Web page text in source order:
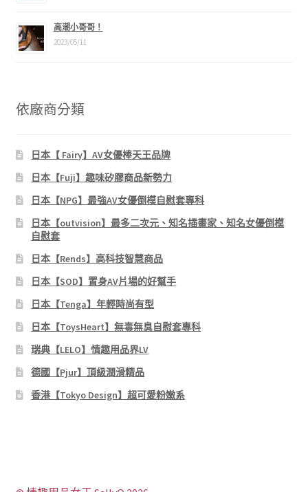
高潮小哥哥！
2023/05/11
依廠商分類
日本【 Fairy】AV女優棒天王品牌
日本【Fuji】趣味矽膠商品新勢力
日本【NPG】最強AV女優倒模自慰套專科
日本【outvision】最多二次元、知名插畫家、知名女優倒模
自慰套
日本【Rends】高科技智慧商品
日本【SOD】置身AV片場的好幫手
日本【Tenga】年輕時尚有型
日本【ToysHeart】無毒無臭自慰套專科
瑞典【LELO】情趣用品界LV
德國【Pjur】頂級潤滑精品
香港【Tokyo Design】超可愛粉嫩系